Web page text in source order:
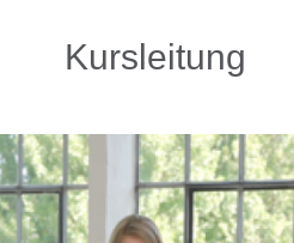
Kursleitung